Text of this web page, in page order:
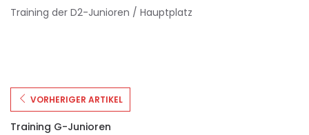
Training der D2-Junioren / Hauptplatz
VORHERIGER ARTIKEL
Training G-Junioren